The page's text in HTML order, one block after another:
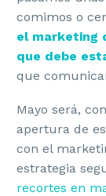
comimos o
el marketing
que debe
que
Mayo será,
apertura de
con el
estrategia
recortes en